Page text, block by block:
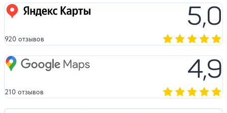
Яндекс карты 5,0
920 отзывов
Google Maps 4,9
210 отзывов